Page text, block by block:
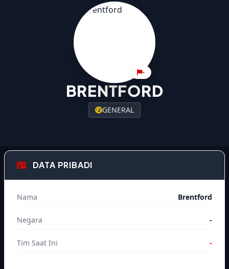
-
BRENTFORD
GENERAL
DATA PRIBADI
Nama Brentford
Negara -
Tim Saat Ini -